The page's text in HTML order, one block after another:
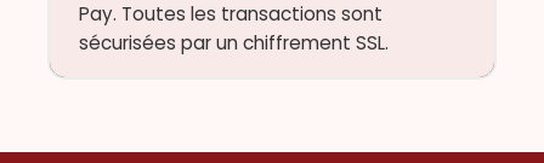
Pay. Toutes les transactions sont
sécurisées par un chiffrement SSL.